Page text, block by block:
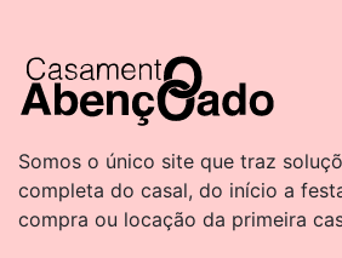
Somos o único site que traz
completa do casal, do início a
compra ou locação da primeira